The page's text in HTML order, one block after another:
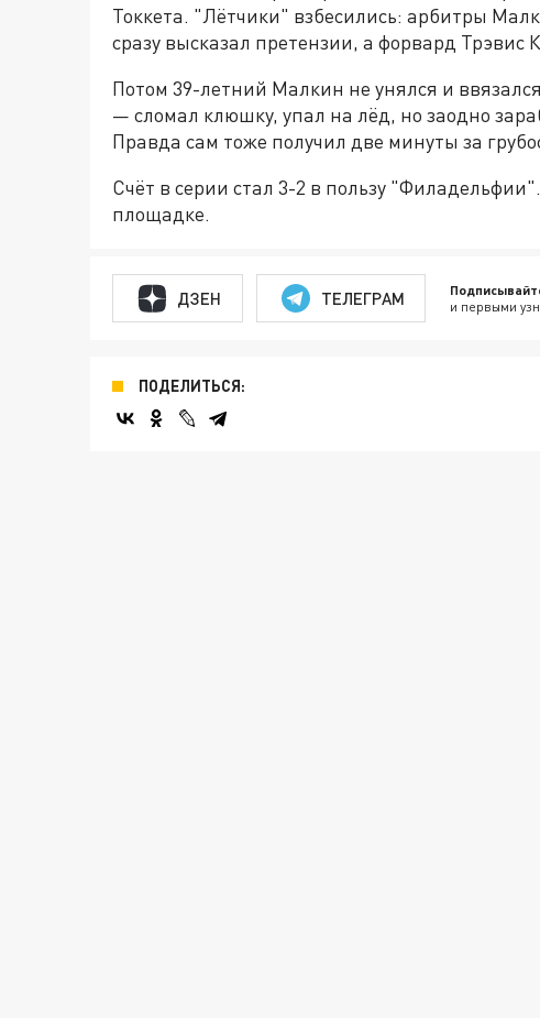
Токкета. "Лётчики" взбесились: арбитры
сразу высказал претензии, а форвард
Потом 39-летний Малкин не унялся и
— сломал клюшку, упал на лёд, но заодно
Правда сам тоже получил две минуты за
Счёт в серии стал 3-2 в пользу
площадке.
ДЗЕН ТЕЛЕГРАМ и первыми
ПОДЕЛИТЬСЯ: